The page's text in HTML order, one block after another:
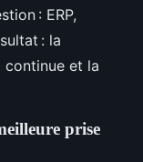
: ERP,
: la
et la
prise